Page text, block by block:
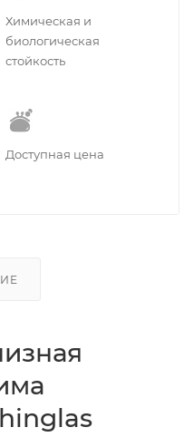
Химическая и
биологическая
стойкость
Доступная цена